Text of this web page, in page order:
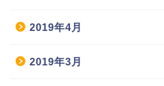
2019年4月
2019年3月